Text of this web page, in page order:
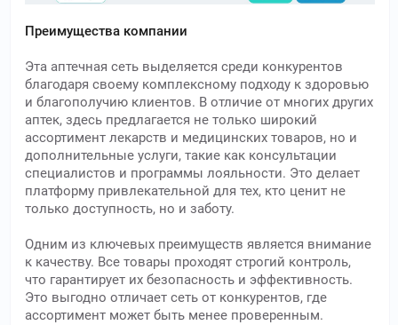
Преимущества компании
Эта аптечная сеть выделяется среди конкурентов
благодаря своему комплексному подходу к здоровью
и благополучию клиентов. В отличие от многих других
аптек, здесь предлагается не только широкий
ассортимент лекарств и медицинских товаров, но и
дополнительные услуги, такие как консультации
специалистов и программы лояльности. Это делает
платформу привлекательной для тех, кто ценит не
только доступность, но и заботу.
Одним из ключевых преимуществ является внимание
к качеству. Все товары проходят строгий контроль,
что гарантирует их безопасность и эффективность.
Это выгодно отличает сеть от конкурентов, где
ассортимент может быть менее проверенным.